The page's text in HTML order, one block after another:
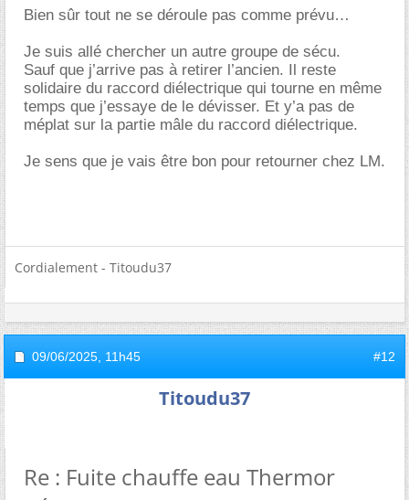
Bien sûr tout ne se déroule pas comme prévu
Je suis allé chercher un autre groupe de sécu.
Sauf que j’arrive pas à retirer l’ancien. Il reste
solidaire du raccord diélectrique qui tourne en même
temps que j’essaye de le dévisser. Et y’a pas de
méplat sur la partie mâle du raccord diélectrique.
Je sens que je vais être bon pour retourner chez LM.
Cordialement - Titoudu37
09/06/2025, 11h45 #12
Titoudu37
Re : Fuite chauffe eau Thermor